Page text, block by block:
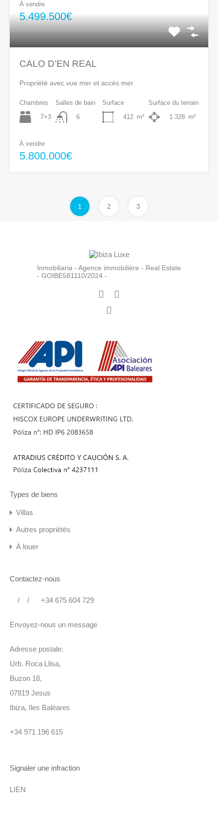
À vendre
5.499.500€
CALO D’EN REAL
Propriété avec vue mer et accès mer
Chambres
7+3
Salles de bain
6
Surface
412 m²
Surface du terrain
1.328 m²
À vendre
5.800.000€
1 2 3
Inmobiliaria - Agence immobilière - Real Estate
- GOIBE581110/2024 -
Types de biens
Villas
Autres propriétés
À louer
Contactez-nous
/ / +34 675 604 729
Envoyez-nous un message
Adresse postale:
Urb. Roca Llisa,
Buzon 18,
07819 Jesus
Ibiza, Iles Baléares
+34 971 196 615
Signaler une infraction
LIEN